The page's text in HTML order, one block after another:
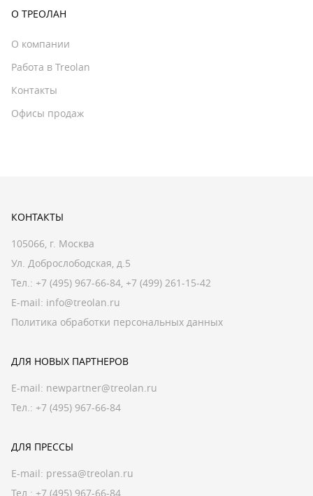
О ТРЕОЛАН
О компании
Работа в Treolan
Контакты
Офисы продаж
КОНТАКТЫ
105066, г. Москва
Ул. Доброслободская, д.5
Тел.: +7 (495) 967-66-84, +7 (499) 261-15-42
E-mail: info@treolan.ru
Политика обработки персональных данных
ДЛЯ НОВЫХ ПАРТНЕРОВ
E-mail: newpartner@treolan.ru
Тел.: +7 (495) 967-66-84
ДЛЯ ПРЕССЫ
E-mail: pressa@treolan.ru
Тел.: +7 (495) 967-66-84